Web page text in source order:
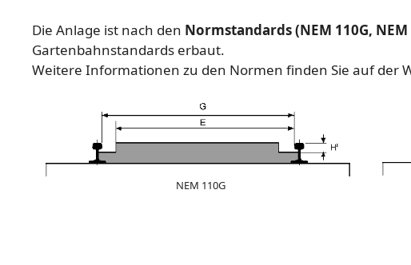
Die Anlage ist nach den Normstandards (NEM 110G, NEM
Gartenbahnstandards erbaut.
Weitere Informationen zu den Normen finden Sie auf der
NEM 110G